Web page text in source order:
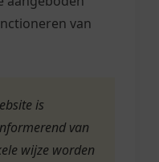
van
is
van
wijze worden